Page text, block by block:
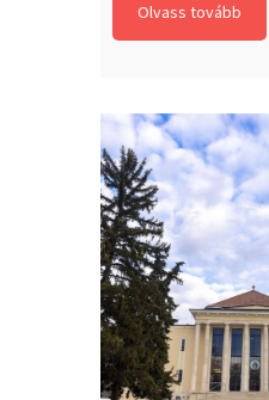
Olvass tovább